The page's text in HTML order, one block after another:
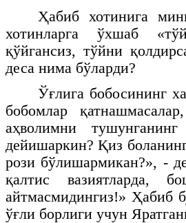
Ҳабиб хотинига
хотинларга ўхшаб
қўйгансиз, тўйни
деса нима бўларди?
Ўғлига бобосининг
бобомлар
аҳволимни
дейишаркин? Қиз
рози бўлишармикан?», -
қалтис вазиятларда,
айтмасмидингиз!» Ҳабиб
ўғли борлиги учун